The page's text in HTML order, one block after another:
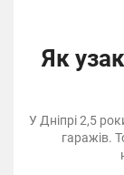
Як
У Дніпрі 2,5
гаражів.